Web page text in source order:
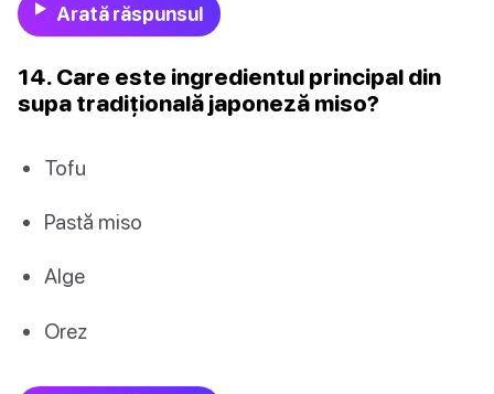
Arată răspunsul
14. Care este ingredientul principal din
supa tradițională japoneză miso?
Tofu
Pastă miso
Alge
Orez